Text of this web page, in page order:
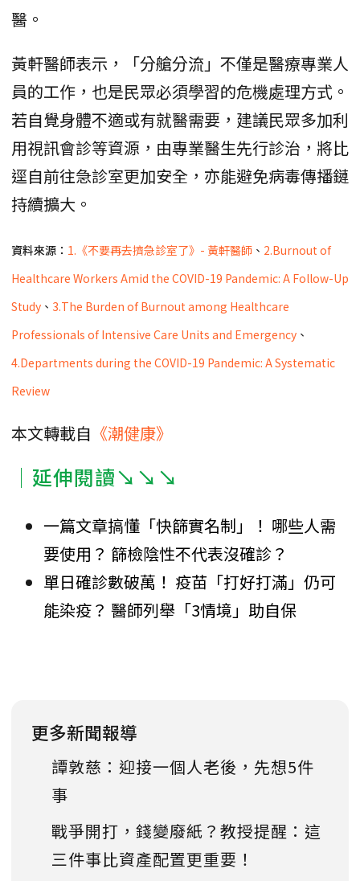
醫。
黃軒醫師表示，「分艙分流」不僅是醫療專業人
員的工作，也是民眾必須學習的危機處理方式。
若自覺身體不適或有就醫需要，建議民眾多加利
用視訊會診等資源，由專業醫生先行診治，將比
逕自前往急診室更加安全，亦能避免病毒傳播鏈
持續擴大。
資料來源： 1.《不要再去擠急診室了》- 黃軒醫師 、 2.Burnout of
Healthcare Workers Amid the COVID-19 Pandemic: A Follow-Up
Study 、 3.The Burden of Burnout among Healthcare
Professionals of Intensive Care Units and Emergency 、
4.Departments during the COVID-19 Pandemic: A Systematic
Review
本文轉載自 《潮健康》
│延伸閱讀↘↘↘
一篇文章搞懂「快篩實名制」！ 哪些人需
要使用？ 篩檢陰性不代表沒確診？
單日確診數破萬！ 疫苗「打好打滿」仍可
能染疫？ 醫師列舉「3情境」助自保
更多新聞報導
譚敦慈：迎接一個人老後，先想5件
事
戰爭開打，錢變廢紙？教授提醒：這
三件事比資產配置更重要！